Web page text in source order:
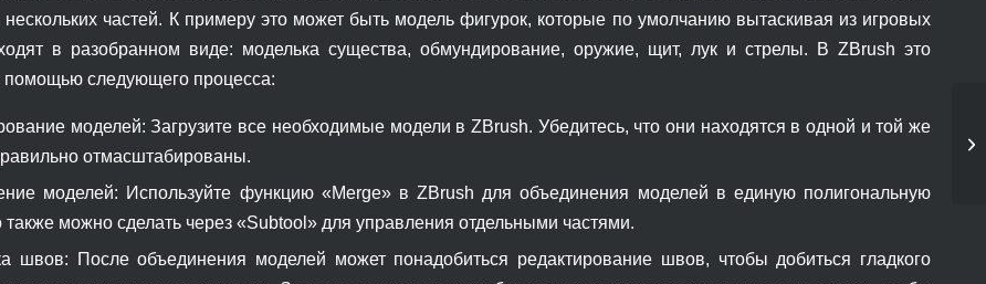
нескольких частей. К примеру это может быть модель фигурок, которые по умолчанию вытаскивая из игровых
в разобранном виде: моделька существа, обмундирование, оружие, щит, лук и стрелы. В ZBrush это
помощью следующего процесса:
моделей: Загрузите все необходимые модели в ZBrush. Убедитесь, что они находятся в одной и той же
отмасштабированы.
моделей: Используйте функцию «Merge» в ZBrush для объединения моделей в единую полигональную
также можно сделать через «Subtool» для управления отдельными частями.
швов: После объединения моделей может понадобиться редактирование швов, чтобы добиться гладкого